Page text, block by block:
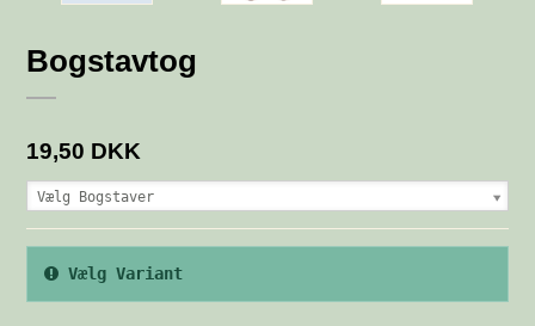
Bogstavtog
19,50 DKK
Vælg Bogstaver
Vælg Variant